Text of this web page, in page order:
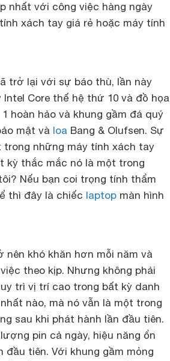
nhất với công việc hàng ngày
xách tay giá rẻ hoặc máy tính
trở lại với sự báo thù, lần này
Core thế hệ thứ 10 và đồ họa
hoàn hảo và khung gầm đá quý
mật và loa Bang & Olufsen. Sự
những máy tính xách tay
kỳ thắc mắc nó là một trong
Nếu bạn coi trọng tính thẩm
thì đây là chiếc laptop màn hình
khó khăn hơn mỗi năm và
theo kịp. Nhưng không phải
trì vị trí cao trong bất kỳ danh
nào, mà nó vẫn là một trong
sau khi phát hành lần đầu tiên.
pin cả ngày, hiệu năng ổn
tiên. Với khung gầm mỏng